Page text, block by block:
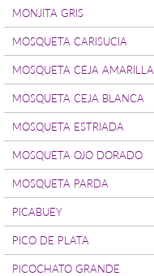
MONJITA GRIS
MOSQUETA CARISUCIA
MOSQUETA CEJA AMARILLA
MOSQUETA CEJA BLANCA
MOSQUETA ESTRIADA
MOSQUETA OJO DORADO
MOSQUETA PARDA
PICABUEY
PICO DE PLATA
PICOCHATO GRANDE